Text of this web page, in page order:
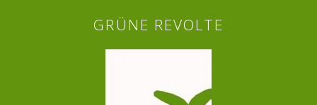
GRÜNE REVOLTE